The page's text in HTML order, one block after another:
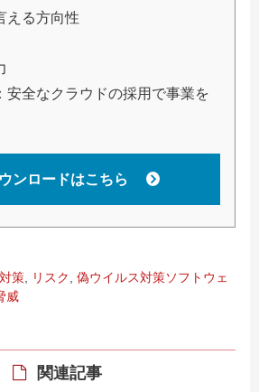
える方向性
安全なクラウドの採用で事業を
ンロードはこちら
策 リスク
偽ウイルス対策ソフトウェ
威
関連記事